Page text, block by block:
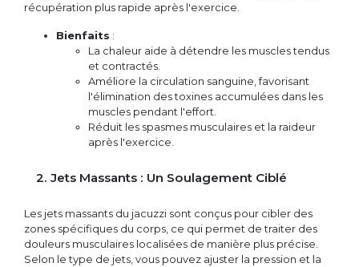
récupération plus rapide après l'exercice.
Bienfaits :
La chaleur aide à détendre les muscles tendus
et contractés.
Améliore la circulation sanguine, favorisant
l'élimination des toxines accumulées dans les
muscles pendant l'effort.
Réduit les spasmes musculaires et la raideur
après l'exercice.
2. Jets Massants : Un Soulagement Ciblé
Les jets massants du jacuzzi sont conçus pour cibler des
zones spécifiques du corps, ce qui permet de traiter des
douleurs musculaires localisées de manière plus précise.
Selon le type de jets, vous pouvez ajuster la pression et la